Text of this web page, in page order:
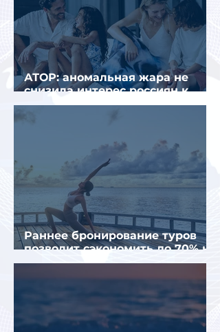
АТОР: аномальная жара не
снизила интерес россиян к
летнему отдыху в Европе
Раннее бронирование туров
позволит сэкономить до 70% на
летнем отдыхе — АТОР